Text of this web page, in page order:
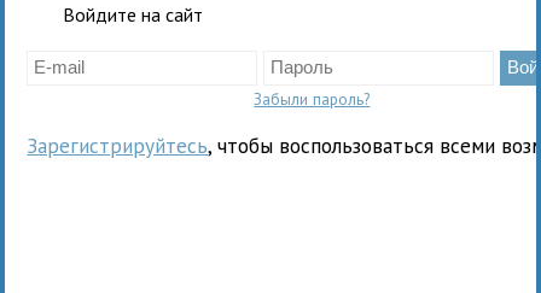
Войдите на сайт
Забыли пароль?
Зарегистрируйтесь, чтобы воспользоваться всеми